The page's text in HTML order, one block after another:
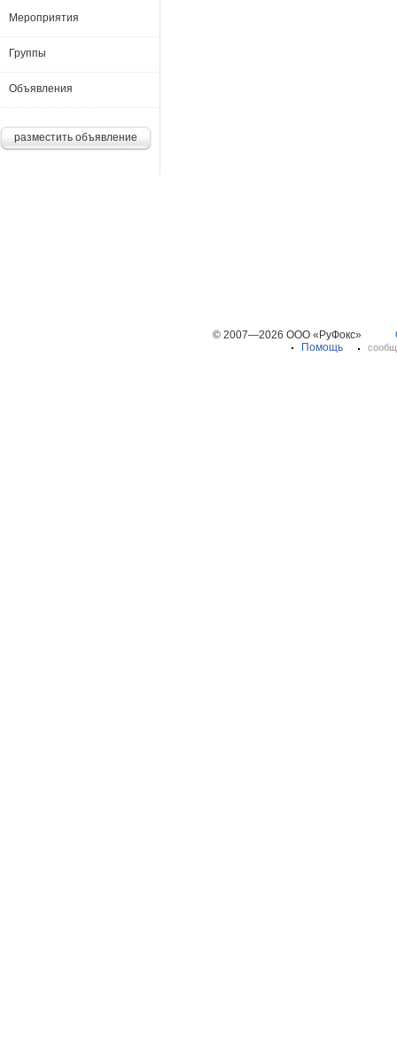
Мероприятия
Группы
Объявления
разместить объявление
© 2007—2026 ООО «РуФокс»
Помощь